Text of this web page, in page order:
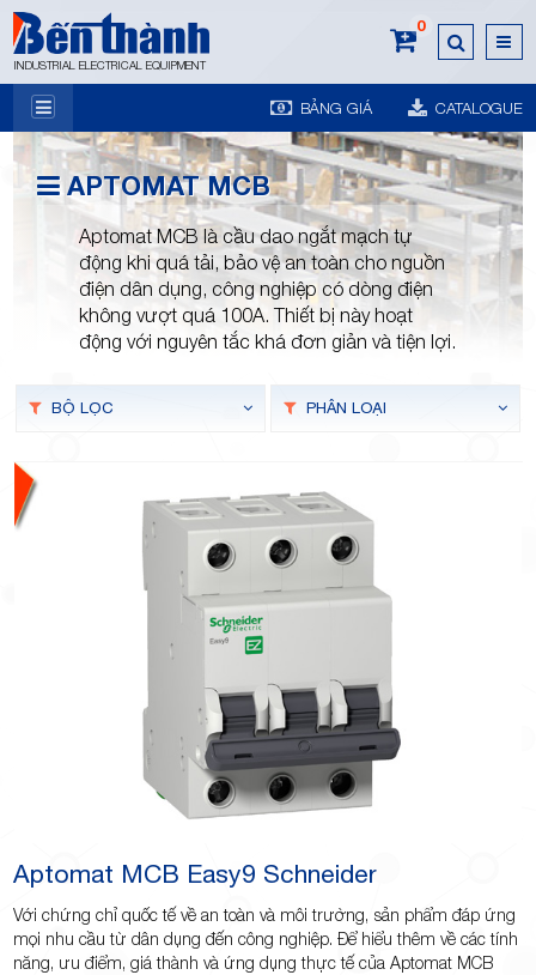
INDUSTRIAL ELECTRICAL EQUIPMENT
0
BẢNG GIÁ CATALOGUE
7A
Trương
Minh
Giảng,
phường
APTOMAT MCB
Aptomat MCB là cầu dao ngắt mạch tự
động khi quá tải, bảo vệ an toàn cho nguồn
điện dân dụng, công nghiệp có dòng điện
không vượt quá 100A. Thiết bị này hoạt
động với nguyên tắc khá đơn giản và tiện lợi.
BỘ LỌC PHÂN LOẠI
Aptomat MCB Easy9 Schneider
Với chứng chỉ quốc tế về an toàn và môi trường, sản phẩm đáp ứng
mọi nhu cầu từ dân dụng đến công nghiệp. Để hiểu thêm về các tính
năng, ưu điểm, giá thành và ứng dụng thực tế của Aptomat MCB